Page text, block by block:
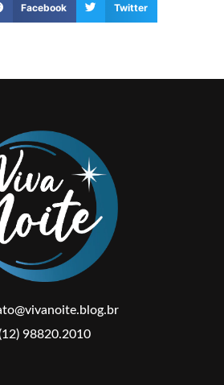
Facebook Twitter
98820.2010